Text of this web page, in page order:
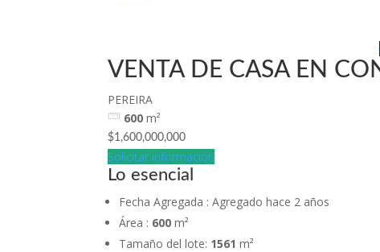
VENTA DE CASA EN
PEREIRA
600 m²
$1,600,000,000
Solicitar información
Lo esencial
Fecha Agregada : Agregado hace 2 años
Área : 600 m²
Tamaño del lote: 1561 m²